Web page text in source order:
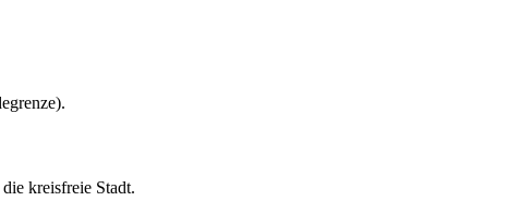
kreisfreie Stadt.